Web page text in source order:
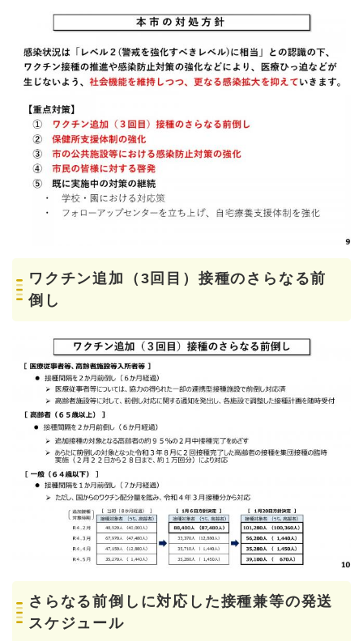
ワクチン追加（3回目）接種のさらなる前
倒し
さらなる前倒しに対応した接種兼等の発送
スケジュール